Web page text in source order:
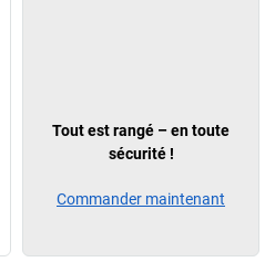
Tout est rangé – en toute
sécurité !
Commander maintenant